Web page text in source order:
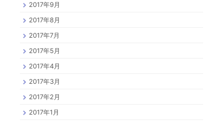
2017年9月
2017年8月
2017年7月
2017年5月
2017年4月
2017年3月
2017年2月
2017年1月